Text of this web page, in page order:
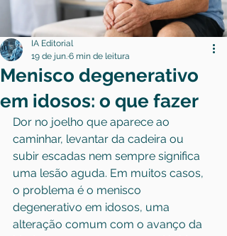
Menisco degenerativo
em idosos: o que fazer
IA Editorial
19 de jun.6 min de leitura
Dor no joelho que aparece ao
caminhar, levantar da cadeira ou
subir escadas nem sempre significa
uma lesão aguda. Em muitos casos,
o problema é o menisco
degenerativo em idosos, uma
alteração comum com o avanço da